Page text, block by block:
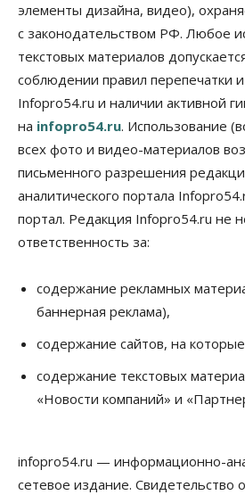
Бизнес
В аэропорту Толмачёво
бетонированию рулежных
07 Августа 2026, 17:00
Бизнес Общество
Новосибирцы стали
дома по упрощенной схеме
07 Августа 2026, 16:00
Общество Право&Порядок
Роспотребнадзор изъял почти
мяса в Новосибирской области
Расходы новосибирцев на
за полгода
07 Августа 2026, 14:35
07 Августа 2026, 14:00
07 Августа 2026, 13:55
элементы дизайна, видео),
с законодательством РФ. Любое
текстовых материалов
соблюдении правил перепечатки
Infopro54.ru и наличии активной
на infopro54.ru. Использование
всех фото и видео-материалов
письменного разрешения
аналитического портала
портал. Редакция Infopro54.ru не
ответственность за:
содержание рекламных
баннерная реклама),
содержание сайтов, на
содержание текстовых
«Новости компаний» и
infopro54.ru — информационно-
сетевое издание. Свидетельство